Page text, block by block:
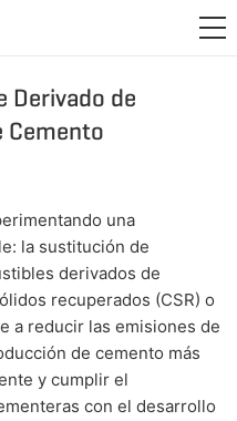
Derivado de
Cemento
una
la sustitución de
derivados de
recuperados (CSR) o
a reducir las emisiones de
de cemento más
y cumplir el
con el desarrollo